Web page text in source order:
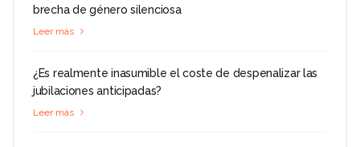
brecha de género silenciosa
Leer más
¿Es realmente inasumible el coste de despenalizar las
jubilaciones anticipadas?
Leer más